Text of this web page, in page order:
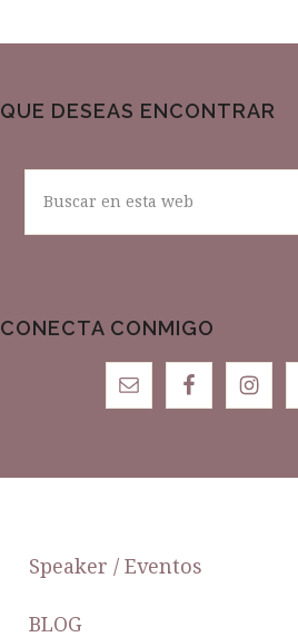
QUE DESEAS ENCONTRAR
CONECTA CONMIGO
FOOTER
Speaker / Eventos
BLOG